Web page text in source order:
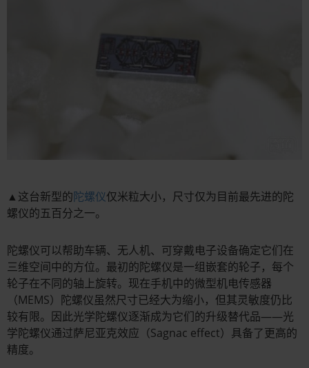
▲这台新型的陀螺仪仅米粒大小，尺寸仅为目前最先进的陀
螺仪的五百分之一。
陀螺仪可以帮助车辆、无人机、可穿戴电子设备确定它们在
三维空间中的方位。最初的陀螺仪是一组嵌套的轮子，每个
轮子在不同的轴上旋转。现在手机中的微型机电传感器
（MEMS）陀螺仪虽然尺寸已经大为缩小，但其灵敏度仍比
较有限。因此光学陀螺仪逐渐成为它们的升级替代品——光
学陀螺仪通过萨尼亚克效应（Sagnac effect）具备了更高的
精度。